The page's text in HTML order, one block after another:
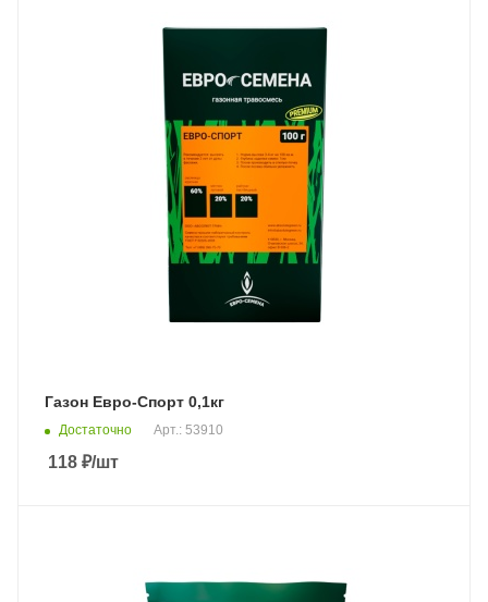
Газон Евро-Спорт 0,1кг
Достаточно Арт.: 53910
118 ₽/шт